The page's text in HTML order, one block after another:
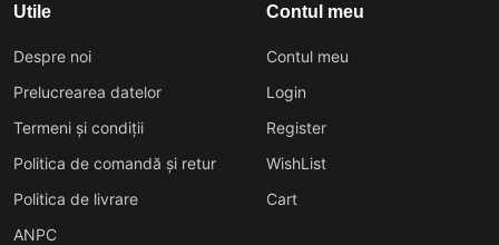
Utile
Despre noi
Prelucrearea datelor
Termeni și condiții
Politica de comandă și retur
Politica de livrare
ANPC
Contul meu
Contul meu
Login
Register
WishList
Cart